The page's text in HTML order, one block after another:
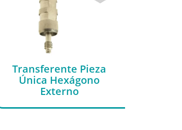
Transferente Pieza
Única Hexágono
Externo